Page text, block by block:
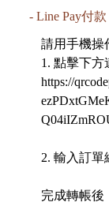
Line Pay付款
請用手機操
1. 點擊下方
https://
2. 輸入訂單
完成轉帳後